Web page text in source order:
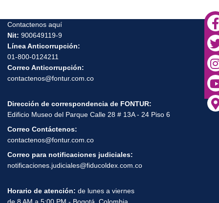
Urabá
Contactenos aquí
Nit: 900649119-9
Línea Anticorrupción:
01-800-0124211
Correo Anticorrupción:
contactenos@fontur.com.co
Dirección de correspondencia de FONTUR:
Edificio Museo del Parque Calle 28 # 13A - 24 Piso 6
Correo Contáctenos:
contactenos@fontur.com.co
Correo para notificaciones judiciales:
notificaciones.judiciales@fiducoldex.com.co
Horario de atención: de lunes a viernes